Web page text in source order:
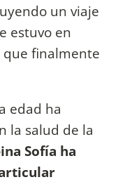
un viaje
estuvo en
finalmente
edad ha
la salud de la
Sofía ha